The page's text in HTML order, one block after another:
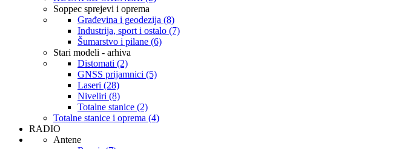
Soppec sprejevi i oprema
Građevina i geodezija (8)
Industrija, sport i ostalo (7)
Šumarstvo i pilane (6)
Stari modeli - arhiva
Distomati (2)
GNSS prijamnici (5)
Laseri (28)
Niveliri (8)
Totalne stanice (2)
Totalne stanice i oprema (4)
RADIO
Antene